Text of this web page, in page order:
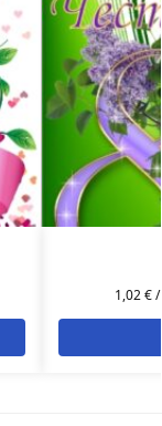
1,02€/